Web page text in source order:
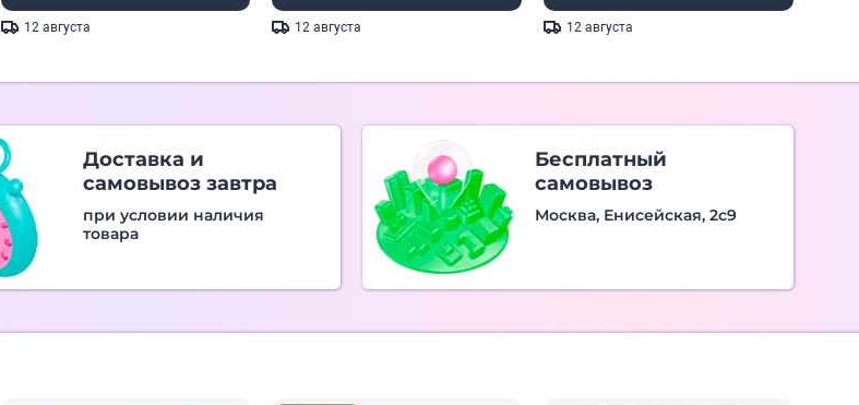
12 августа 12 августа 12 августа
Доставка и
самовывоз завтра
при условии наличия
товара
Бесплатный
самовывоз
Москва, Енисейская, 2с9